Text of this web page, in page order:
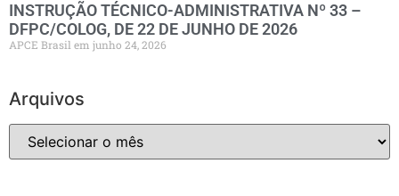
INSTRUÇÃO TÉCNICO-ADMINISTRATIVA Nº 33 –
DFPC/COLOG, DE 22 DE JUNHO DE 2026
APCE Brasil junho 24, 2026
Arquivos